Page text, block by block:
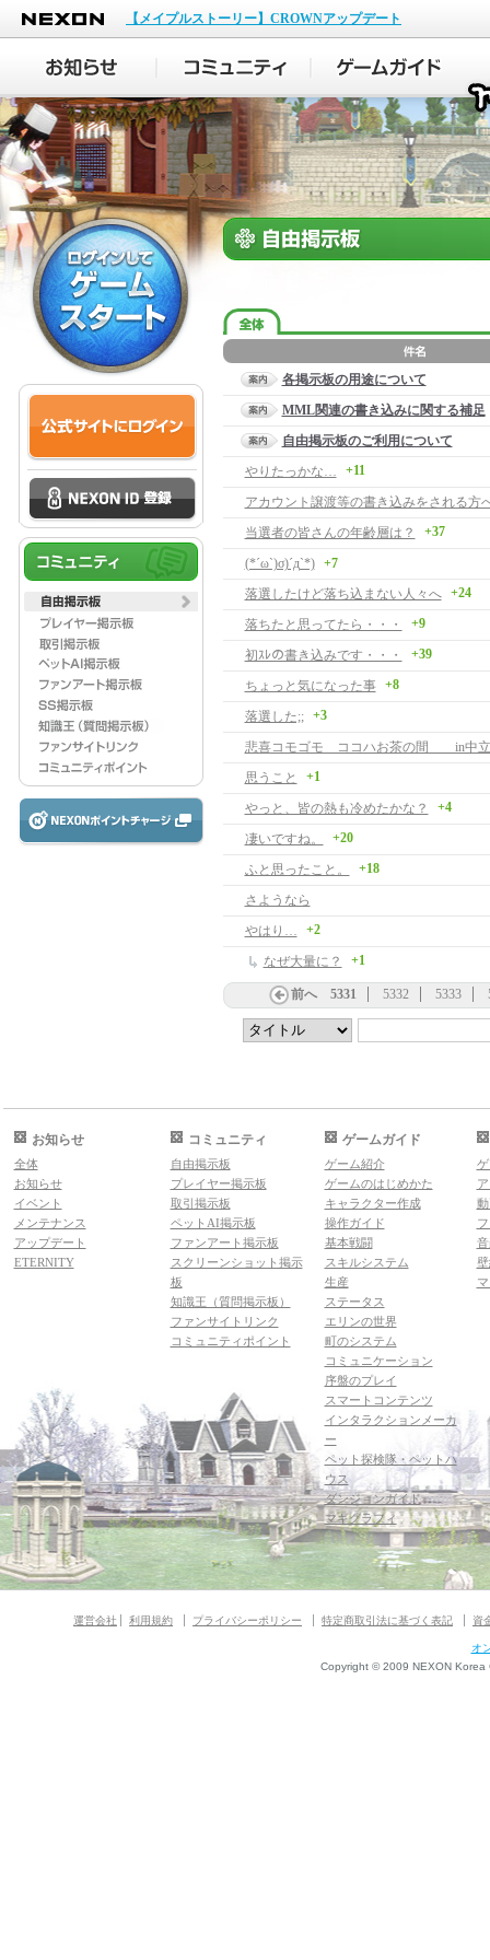
NEXON
【メイプルストーリー】CROWNアップデート
各掲示板の用途について
MML関連の書き込みに関する補足
自由掲示板のご利用について
やりたっかな…
+11
アカウント譲渡等の書き込みをされる方
当選者の皆さんの年齢層は？
+37
(*´ω`)σ)´д`*)
+7
落選したけど落ち込まない人々へ
+24
落ちたと思ってたら・・・ +9
初ｽﾚの書き込みです・・・ +39
ちょっと気になった事 +8
落選した;; +3
悲喜コモゴモ ココハお茶の間 in中立
思うこと
+1
やっと、皆の熱も冷めたかな？ +4
凄いですね。 +20
ふと思ったこと。 +18
さようなら
やはり…
+2
なぜ大量に？ +1
前へ 5331 5332 5333
お知らせ
全体
お知らせ
イベント
メンテナンス
アップデート
ETERNITY
コミュニティ
自由掲示板
プレイヤー掲示板
取引掲示板
ペットAI掲示板
ファンアート掲示板
スクリーンショット掲示
板
知識王（質問掲示板）
ファンサイトリンク
コミュニティポイント
ゲームガイド
ゲーム紹介
ゲームのはじめかた
キャラクター作成
操作ガイド
基本戦闘
スキルシステム
生産
ステータス
エリンの世界
町のシステム
コミュニケーション
序盤のプレイ
スマートコンテンツ
インタラクションメーカ
ー
ペット探検隊・ペットハ
ウス
ダンジョンガイド
マギグラフィ
運営会社 利用規約 プライバシーポリシー 特定商取引法に基づく表記 資
オ
Copyright © 2009 NEXON Korea